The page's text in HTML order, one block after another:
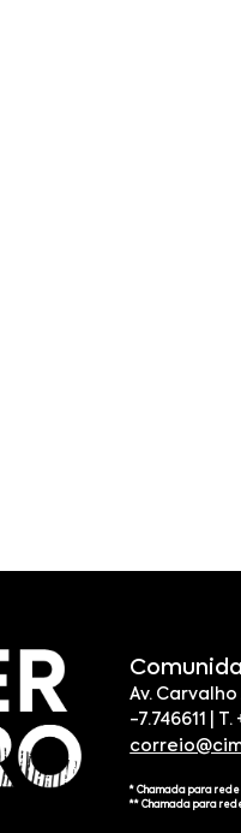
Av. Carvalho
-7.746611 | T.
* Chamada para rede
** Chamada para